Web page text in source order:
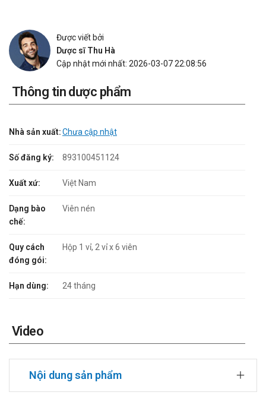
Được viết bởi
Dược sĩ Thu Hà
Cập nhật mới nhất: 2026-03-07 22:08:56
Thông tin dược phẩm
Nhà sản xuất:Chưa cập nhật
Số đăng ký: 893100451124
Xuất xứ: Việt Nam
Dạng bào
chế:
Viên nén
Quy cách
đóng gói:
Hộp 1 vỉ, 2 vỉ x 6 viên
Hạn dùng: 24 tháng
Video
Nội dung sản phẩm